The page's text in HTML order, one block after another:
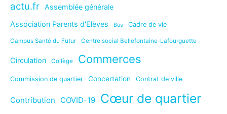
actu.fr Assemblée générale
Association Parents d'Elèves
Bus Cadre de vie
Campus Santé du Futur Centre social Bellefontaine-Lafourguette
Circulation Collège Commerces
Commission de quartier Concertation Contrat de ville
Contribution COVID-19 Cœur de quartier